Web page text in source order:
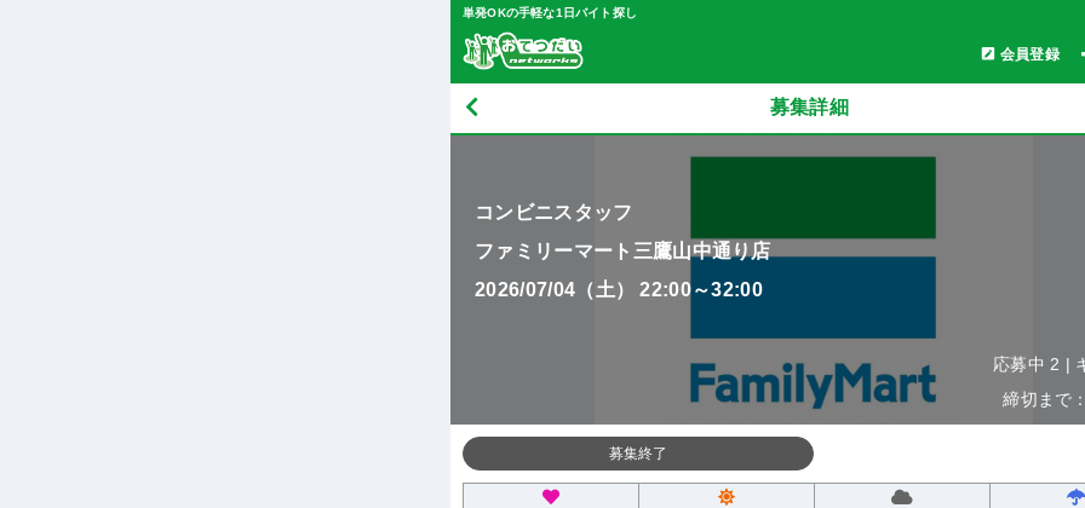
単発OKの手軽な1日バイト探し
会員登録
募集詳細
コンビニスタッフ
ファミリーマート三鷹山中通り店
2026/07/04（土） 22:00～32:00
応募中 2 |
締切まで
募集終了